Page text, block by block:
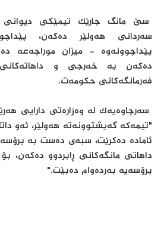
سێ مانگ جارێک تیمێکی دیوانی
سەردانی هەولێر دەکەن،
پێداچوونەوە - میزان موراجەعە
دەکەن بە خەرجی و
فەرمانگەکانی حکومەت.
سەرچاوەیەک لە وەزارەتی دارایی
"تیمەکە گەیشتوونەتە هەولێر، ئەو
ئامادە دەکرێت، سبەی دەست بە
داهاتی مانگەکانی ڕابردوو دەکەن،
پرۆسەیە بەردەوام دەبێت."